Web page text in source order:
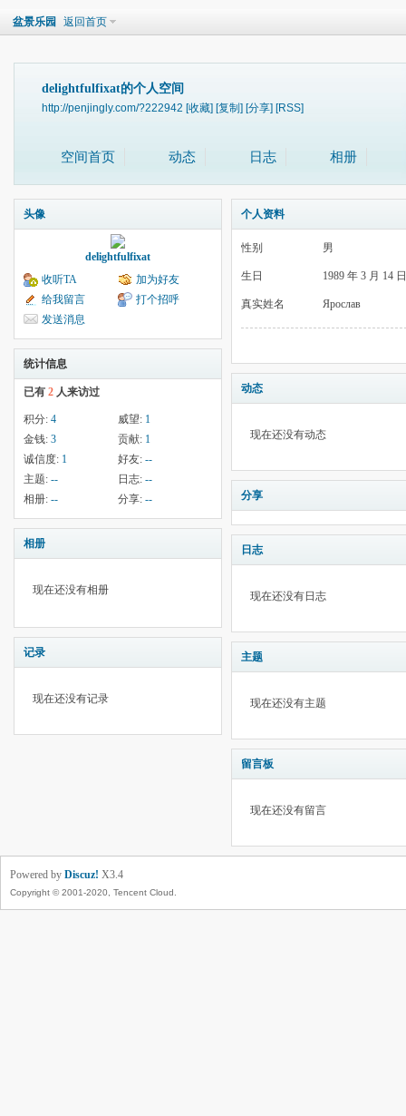
盆景乐园 返回首页
delightfulfixat的个人空间
http://penjingly.com/?222942 [收藏] [复制] [分享] [RSS]
空间首页 动态 日志 相册
头像
delightfulfixat
收听TA
加为好友
给我留言
打个招呼
发送消息
统计信息
已有 2 人来访过
积分: 4 威望: 1
金钱: 3 贡献: 1
诚信度: 1 好友: --
主题: -- 日志: --
相册: -- 分享: --
相册
现在还没有相册
记录
现在还没有记录
个人资料
性别 男
生日 1989 年 3 月 14 日
真实姓名 Ярослав
动态
现在还没有动态
分享
日志
现在还没有日志
主题
现在还没有主题
留言板
现在还没有留言
Powered by Discuz! X3.4
Copyright © 2001-2020, Tencent Cloud.